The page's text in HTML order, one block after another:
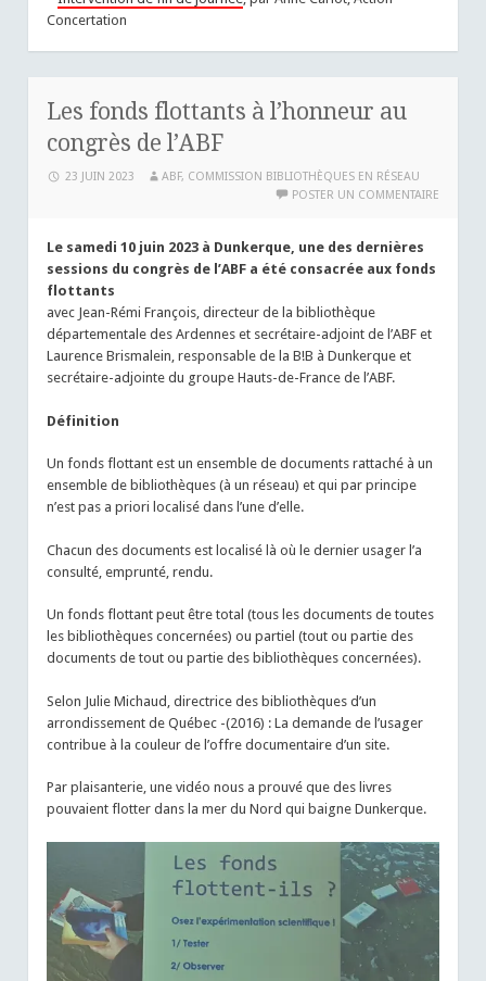
Concertation
Les fonds flottants à l’honneur au
congrès de l’ABF
23 JUIN 2023
ABF, COMMISSION BIBLIOTHÈQUES EN RÉSEAU
POSTER UN COMMENTAIRE
Le samedi 10 juin 2023 à Dunkerque, une des dernières
sessions du congrès de l’ABF a été consacrée aux fonds
flottants
avec Jean-Rémi François, directeur de la bibliothèque
départementale des Ardennes et secrétaire-adjoint de l’ABF et
Laurence Brismalein, responsable de la B!B à Dunkerque et
secrétaire-adjointe du groupe Hauts-de-France de l’ABF.
Définition
Un fonds flottant est un ensemble de documents rattaché à un
ensemble de bibliothèques (à un réseau) et qui par principe
n’est pas a priori localisé dans l’une d’elle.
Chacun des documents est localisé là où le dernier usager l’a
consulté, emprunté, rendu.
Un fonds flottant peut être total (tous les documents de toutes
les bibliothèques concernées) ou partiel (tout ou partie des
documents de tout ou partie des bibliothèques concernées).
Selon Julie Michaud, directrice des bibliothèques d’un
arrondissement de Québec -(2016) : La demande de l’usager
contribue à la couleur de l’offre documentaire d’un site.
Par plaisanterie, une vidéo nous a prouvé que des livres
pouvaient flotter dans la mer du Nord qui baigne Dunkerque.